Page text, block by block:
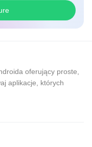
oferujący proste,
aplikacje, których